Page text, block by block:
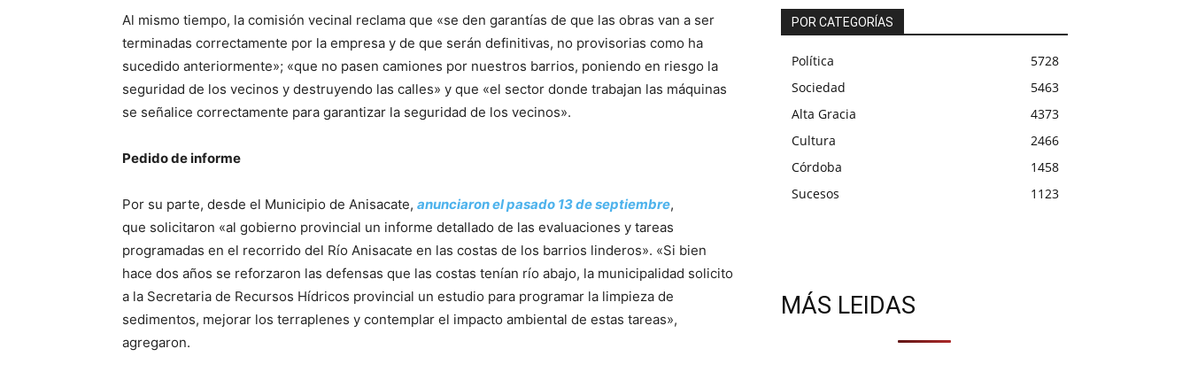
Al mismo tiempo, la comisión vecinal reclama que «se den garantías de que las obras van a ser
terminadas correctamente por la empresa y de que serán definitivas, no provisorias como ha
sucedido anteriormente»; «que no pasen camiones por nuestros barrios, poniendo en riesgo la
seguridad de los vecinos y destruyendo las calles» y que «el sector donde trabajan las máquinas
se señalice correctamente para garantizar la seguridad de los vecinos».
Pedido de informe
Por su parte, desde el Municipio de Anisacate, anunciaron el pasado 13 de septiembre,
que solicitaron «al gobierno provincial un informe detallado de las evaluaciones y tareas
programadas en el recorrido del Río Anisacate en las costas de los barrios linderos». «Si bien
hace dos años se reforzaron las defensas que las costas tenían río abajo, la municipalidad solicito
a la Secretaria de Recursos Hídricos provincial un estudio para programar la limpieza de
sedimentos, mejorar los terraplenes y contemplar el impacto ambiental de estas tareas»,
agregaron.
POR CATEGORÍAS
Política
5728
Sociedad
5463
Alta Gracia
4373
Cultura
2466
Córdoba
1458
Sucesos
1123
MÁS LEIDAS